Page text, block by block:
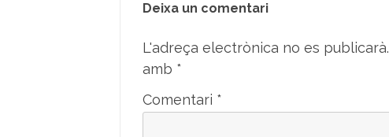
Deixa un comentari
L'adreça electrònica no es publicarà.
amb *
Comentari *